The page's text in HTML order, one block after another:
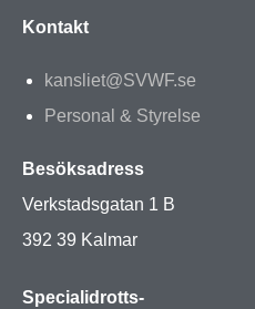
Kontakt
kansliet@SVWF.se
Personal & Styrelse
Besöksadress
Verkstadsgatan 1 B
392 39 Kalmar
Specialidrotts-